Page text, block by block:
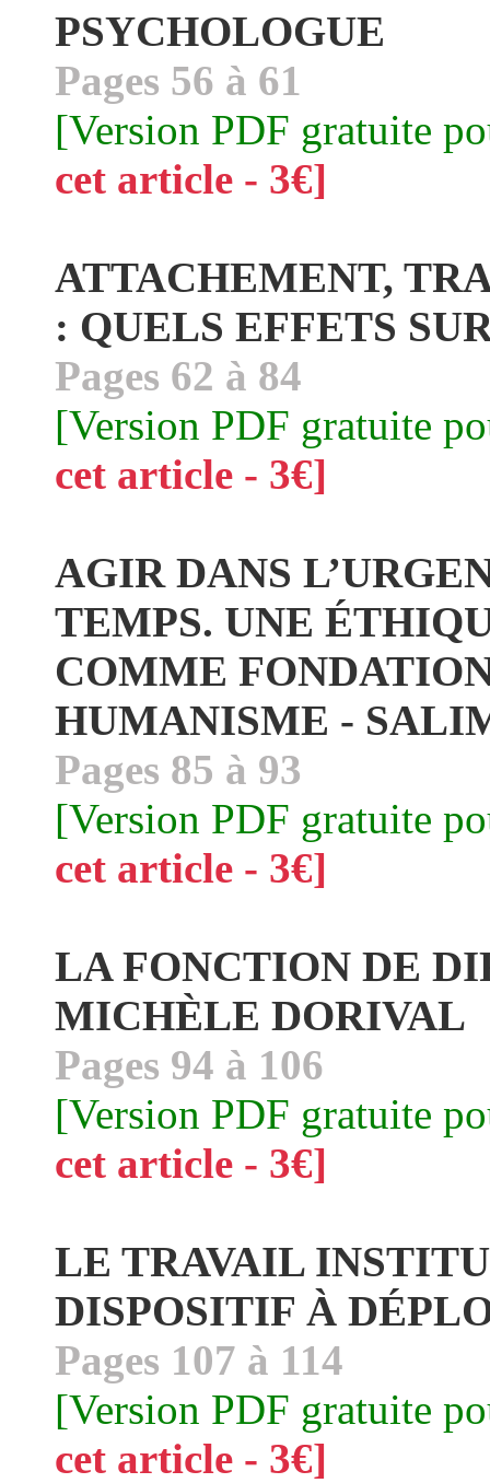
PSYCHOLOGUE
Pages 56 à 61
[Version PDF gratuite
cet article - 3€]
ATTACHEMENT,
: QUELS EFFETS
Pages 62 à 84
[Version PDF gratuite
cet article - 3€]
AGIR DANS
TEMPS. UNE
COMME
HUMANISME -
Pages 85 à 93
[Version PDF gratuite
cet article - 3€]
LA FONCTION DE
MICHÈLE DORIVAL
Pages 94 à 106
[Version PDF gratuite
cet article - 3€]
LE TRAVAIL
DISPOSITIF À
Pages 107 à 114
[Version PDF gratuite
cet article - 3€]